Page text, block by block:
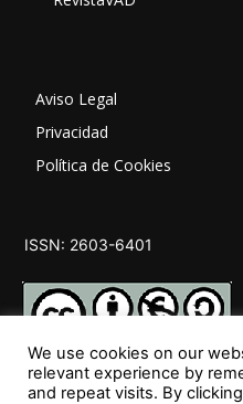
Aviso Legal
Privacidad
Política de Cookies
ISSN: 2603-6401
We use cookies on our
relevant experience by
and repeat visits. By